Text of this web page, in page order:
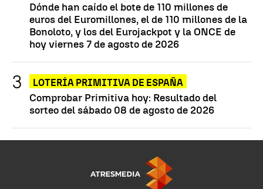
Dónde han caído el bote de 110 millones de
euros del Euromillones, el de 110 millones de la
Bonoloto, y los del Eurojackpot y la ONCE de
hoy viernes 7 de agosto de 2026
LOTERÍA PRIMITIVA DE ESPAÑA
Comprobar Primitiva hoy: Resultado del
sorteo del sábado 08 de agosto de 2026